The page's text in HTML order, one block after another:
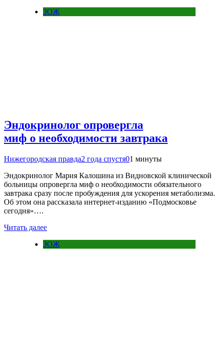
ЗОЖ
Эндокринолог опровергла
миф о необходимости завтрака
Нижегородская правда2 года спустя01 минуты
Эндокринолог Мария Калошина из Видновской клинической
больницы опровергла миф о необходимости обязательного
завтрака сразу после пробуждения для ускорения метаболизма.
Об этом она рассказала интернет-изданию «Подмосковье
сегодня»….
Читать далее
ЗОЖ